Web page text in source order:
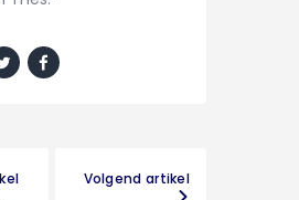
Volgend artikel